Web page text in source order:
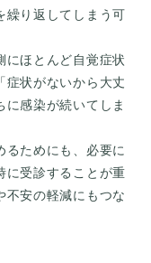
繰り返してしまう可
にほとんど自覚症状
症状がないから大丈
感染が続いてしま
るためにも、必要に
に受診することが重
不安の軽減にもつな